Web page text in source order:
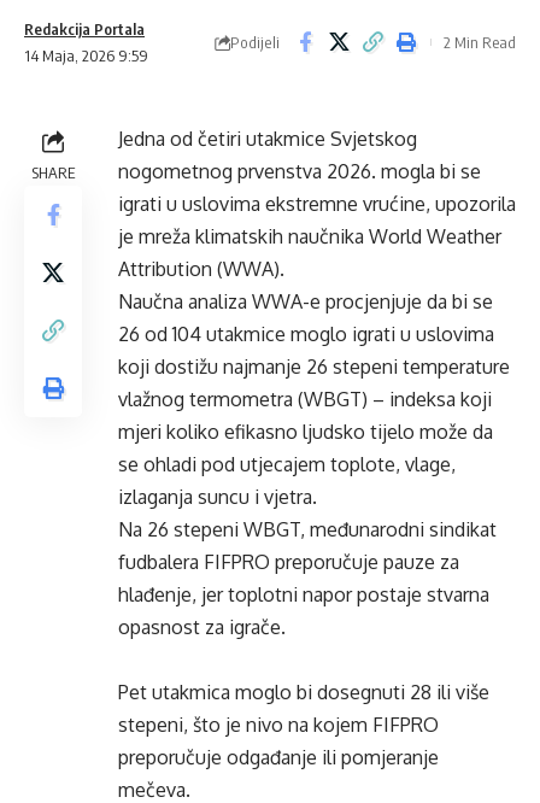
14 Maja, 2026 9:59
Redakcija Portala
Podijeli 2 Min Read
SHARE
Jedna od četiri utakmice Svjetskog
nogometnog prvenstva 2026. mogla bi se
igrati u uslovima ekstremne vrućine, upozorila
je mreža klimatskih naučnika World Weather
Attribution (WWA).
Naučna analiza WWA-e procjenjuje da bi se
26 od 104 utakmice moglo igrati u uslovima
koji dostižu najmanje 26 stepeni temperature
vlažnog termometra (WBGT) – indeksa koji
mjeri koliko efikasno ljudsko tijelo može da
se ohladi pod utjecajem toplote, vlage,
izlaganja suncu i vjetra.
Na 26 stepeni WBGT, međunarodni sindikat
fudbalera FIFPRO preporučuje pauze za
hlađenje, jer toplotni napor postaje stvarna
opasnost za igrače.
Pet utakmica moglo bi dosegnuti 28 ili više
stepeni, što je nivo na kojem FIFPRO
preporučuje odgađanje ili pomjeranje
mečeva.